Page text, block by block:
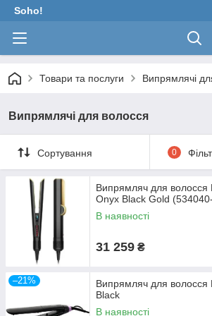
Soho!
Товари та послуги Випрямлячі
Випрямлячі для волосся
Сортування 0
Випрямляч для волосся
Onyx Black Gold
В наявності
31 259 ₴
–21%
Випрямляч для волосся
Black
В наявності